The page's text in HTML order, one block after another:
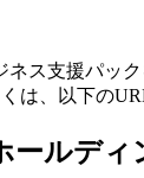
ネス支援パッ
は、以下の
ールディ